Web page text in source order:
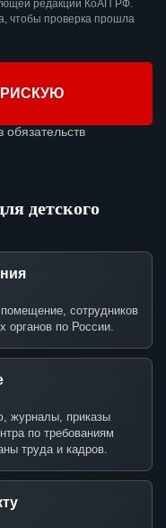
редакции КоАП РФ.
чтобы проверка прошла
обязательств
детского
сотрудников
органов по России.
журналы, приказы
по требованиям
труда и кадров.